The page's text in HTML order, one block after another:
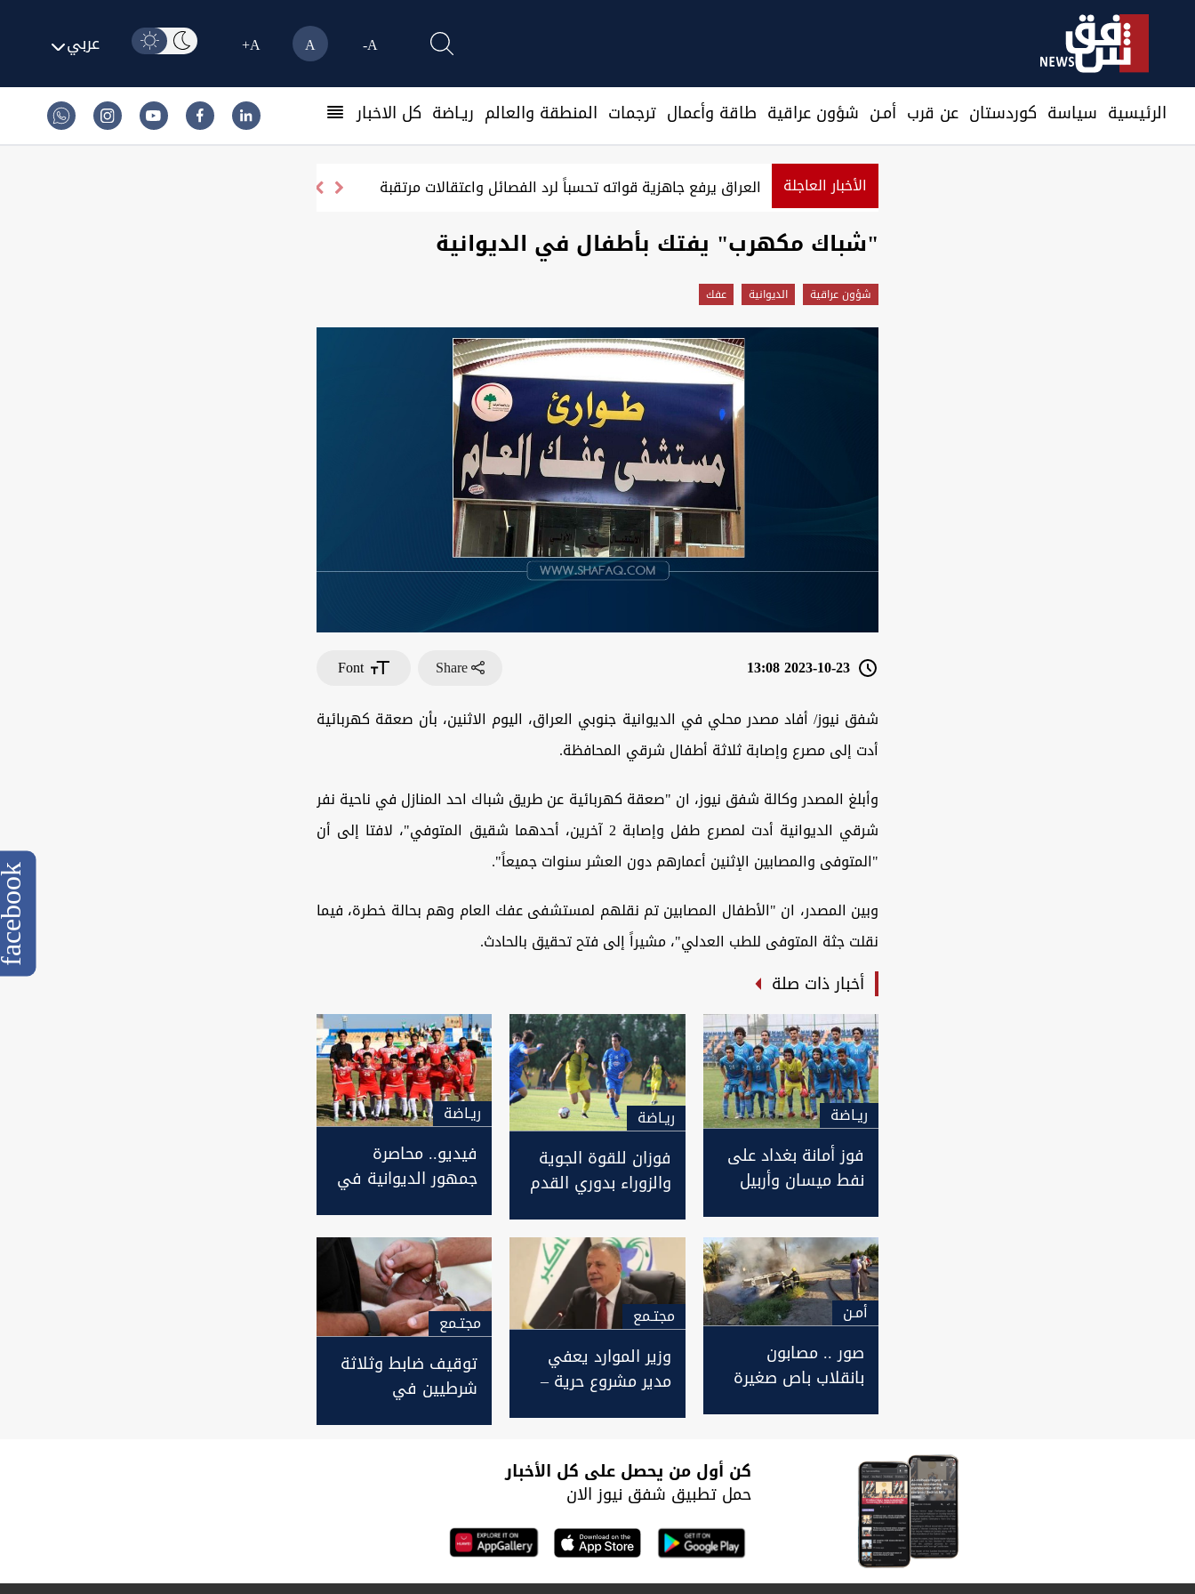
A-
A
A+ عربي
الرئيسية سیاسة كوردستان عن قرب أمـن شؤون عراقية طاقة وأعمال ترجمات المنطقة والعالم ريـاضة كل الاخبار
الأخبار العاجلة العراق يرفع جاهزية قواته تحسباً لرد الفصائل واعتقالات مرتقبة
"شباك مكهرب" يفتك بأطفال في الديوانية
شؤون عراقية الديوانية عفك
2023-10-23 13:08
Share
Font
شفق نيوز/ أفاد مصدر محلي في الديوانية جنوبي العراق، اليوم الاثنين، بأن صعقة كهربائية
أدت إلى مصرع وإصابة ثلاثة أطفال شرقي المحافظة.
وأبلغ المصدر وكالة شفق نيوز، ان "صعقة كهربائية عن طريق شباك احد المنازل في ناحية نفر
شرقي الديوانية أدت لمصرع طفل وإصابة 2 آخرين، أحدهما شقيق المتوفي"، لافتا إلى أن
"المتوفى والمصابين الإثنين أعمارهم دون العشر سنوات جميعاً".
وبين المصدر، ان "الأطفال المصابين تم نقلهم لمستشفى عفك العام وهم بحالة خطرة، فيما
نقلت جثة المتوفى للطب العدلي"، مشيراً إلى فتح تحقيق بالحادث.
أخبار ذات صلة
ريـاضة
فوز أمانة بغداد على
نفط ميسان وأربيل
بنقطة
ريـاضة
فوزان للقوة الجوية
والزوراء بدوري القدم
ريـاضة
فيديو.. محاصرة
جمهور الديوانية في
أمـن
صور .. مصابون
بانقلاب باص صغيرة
مجتـمع
وزير الموارد يعفي
مدير مشروع حرية –
مجتـمع
توقيف ضابط وثلاثة
شرطيين في
كن أول من يحصل على كل الأخبار
حمل تطبيق شفق نيوز الان